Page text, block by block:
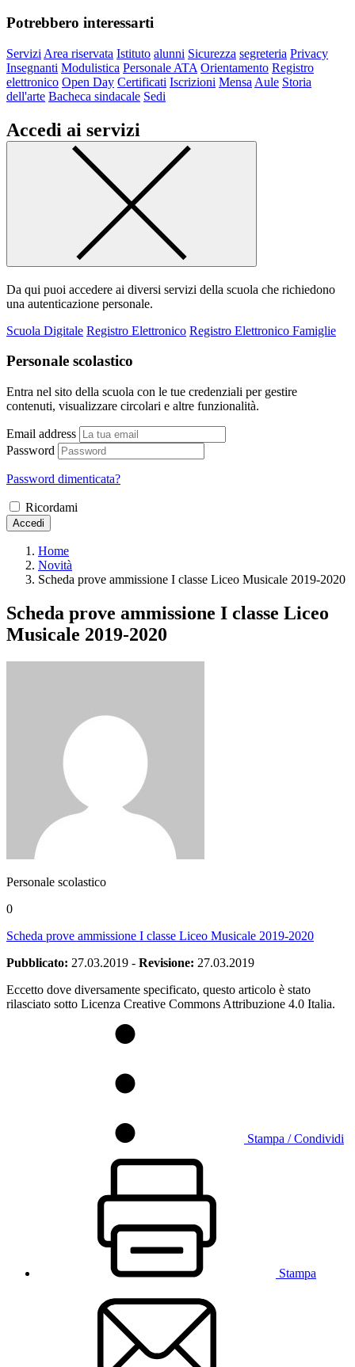
Potrebbero interessarti
Servizi Area riservata Istituto alunni Sicurezza segreteria Privacy
Insegnanti Modulistica Personale ATA Orientamento Registro
elettronico Open Day Certificati Iscrizioni Mensa Aule Storia
dell'arte Bacheca sindacale Sedi
Accedi ai servizi
Da qui puoi accedere ai diversi servizi della scuola che richiedono
una autenticazione personale.
Scuola Digitale Registro Elettronico Registro Elettronico Famiglie
Personale scolastico
Entra nel sito della scuola con le tue credenziali per gestire
contenuti, visualizzare circolari e altre funzionalità.
Email address
Password
Password dimenticata?
Ricordami
Accedi
Home
Novità
Scheda prove ammissione I classe Liceo Musicale 2019-2020
Scheda prove ammissione I classe Liceo
Musicale 2019-2020
Personale scolastico
0
Scheda prove ammissione I classe Liceo Musicale 2019-2020
Pubblicato: 27.03.2019 - Revisione: 27.03.2019
Eccetto dove diversamente specificato, questo articolo è stato
rilasciato sotto Licenza Creative Commons Attribuzione 4.0 Italia.
Stampa / Condividi
Stampa